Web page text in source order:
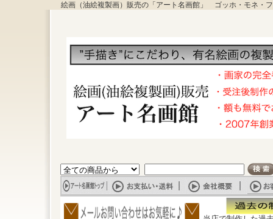
絵画（油絵複製画）販売の「アート名画館」 ゴッホ・モネ・